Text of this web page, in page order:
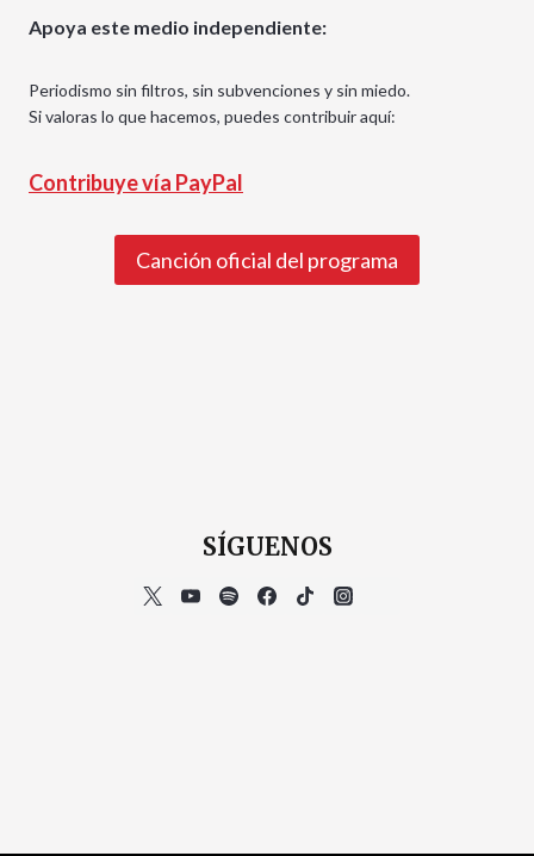
Apoya este medio independiente:
Periodismo sin filtros, sin subvenciones y sin miedo.
Si valoras lo que hacemos, puedes contribuir aquí:
Contribuye vía PayPal
Canción oficial del programa
SÍGUENOS